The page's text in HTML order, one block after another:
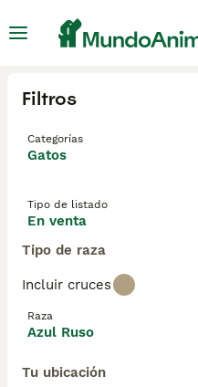
Filtros
Categorías
Gatos
Tipo de listado
En venta
Tipo de raza
Incluir cruces
Raza
Azul Ruso
Tu ubicación